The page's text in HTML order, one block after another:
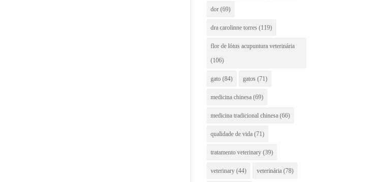
dor (69)
dra carolinne torres (119)
flor de lótus acupuntura veterinária
(106)
gato (84) gatos (71)
medicina chinesa (69)
medicina tradicional chinesa (66)
qualidade de vida (71)
tratamento veterinary (39)
veterinary (44) veterinária (78)